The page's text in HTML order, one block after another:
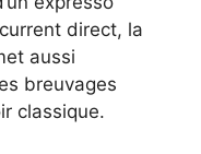
direct, la
aussi
breuvages
classique.